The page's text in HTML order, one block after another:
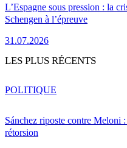
L’Espagne sous pression : la
Schengen à l’épreuve
31.07.2026
LES PLUS RÉCENTS
Sánchez riposte contre Meloni
rétorsion
POLITIQUE